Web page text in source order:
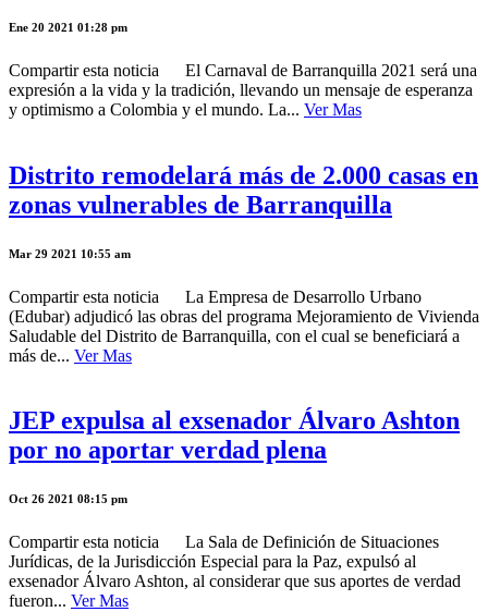
Ene 20 2021 01:28 pm
Compartir esta noticia El Carnaval de Barranquilla 2021 será una
expresión a la vida y la tradición, llevando un mensaje de esperanza
y optimismo a Colombia y el mundo. La... Ver Mas
Distrito remodelará más de 2.000 casas en
zonas vulnerables de Barranquilla
Mar 29 2021 10:55 am
Compartir esta noticia La Empresa de Desarrollo Urbano
(Edubar) adjudicó las obras del programa Mejoramiento de Vivienda
Saludable del Distrito de Barranquilla, con el cual se beneficiará a
más de... Ver Mas
JEP expulsa al exsenador Álvaro Ashton
por no aportar verdad plena
Oct 26 2021 08:15 pm
Compartir esta noticia La Sala de Definición de Situaciones
Jurídicas, de la Jurisdicción Especial para la Paz, expulsó al
exsenador Álvaro Ashton, al considerar que sus aportes de verdad
fueron... Ver Mas